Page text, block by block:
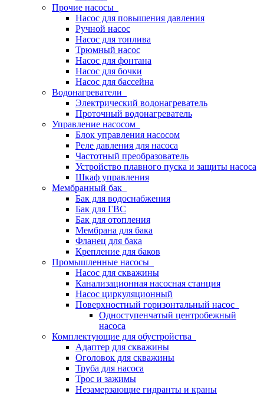
Прочие насосы
Насос для повышения давления
Ручной насос
Насос для топлива
Трюмный насос
Насос для фонтана
Насос для бочки
Насос для бассейна
Водонагреватели
Электрический водонагреватель
Проточный водонагреватель
Управление насосом
Блок управления насосом
Реле давления для насоса
Частотный преобразователь
Устройство плавного пуска и защиты насоса
Шкаф управления
Мембранный бак
Бак для водоснабжения
Бак для ГВС
Бак для отопления
Мембрана для бака
Фланец для бака
Крепление для баков
Промышленные насосы
Насос для скважины
Канализационная насосная станция
Насос циркуляционный
Поверхностный горизонтальный насос
Одноступенчатый центробежный
насоса
Комплектующие для обустройства
Адаптер для скважины
Оголовок для скважины
Труба для насоса
Трос и зажимы
Незамерзающие гидранты и краны